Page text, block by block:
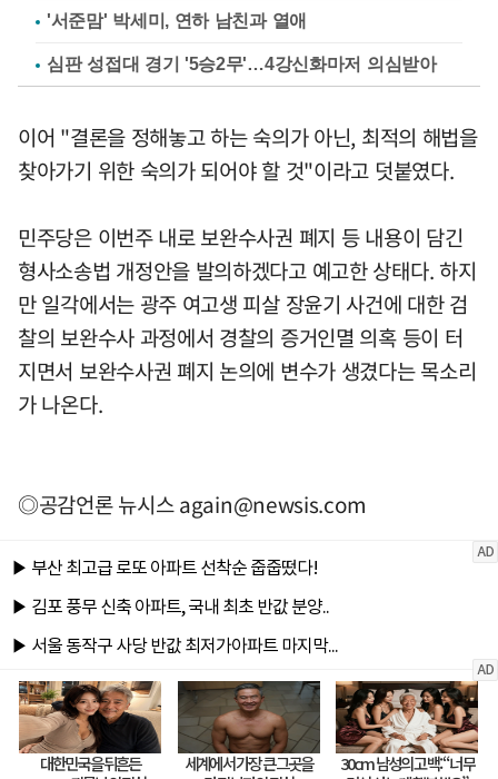
'서준맘' 박세미, 연하 남친과 열애
심판 성접대 경기 '5승2무'…4강신화마저 의심받아
이어 "결론을 정해놓고 하는 숙의가 아닌, 최적의 해법을
찾아가기 위한 숙의가 되어야 할 것"이라고 덧붙였다.
민주당은 이번주 내로 보완수사권 폐지 등 내용이 담긴
형사소송법 개정안을 발의하겠다고 예고한 상태다. 하지
만 일각에서는 광주 여고생 피살 장윤기 사건에 대한 검
찰의 보완수사 과정에서 경찰의 증거인멸 의혹 등이 터
지면서 보완수사권 폐지 논의에 변수가 생겼다는 목소리
가 나온다.
◎공감언론 뉴시스again@newsis.com